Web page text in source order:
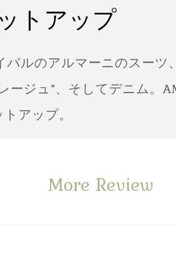
トアップ
バルのアルマーニのスーツ
ージュ”、そしてデニム。
アップ。
More Review